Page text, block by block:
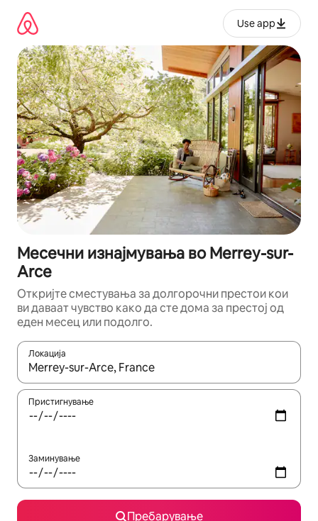
содржина
Use app
Месечни изнајмувања во Merrey-sur-
Arce
Откријте сместувања за долгорочни престои кои
ви даваат чувство како да сте дома за престој од
еден месец или подолго.
Локација
Кога резултатите се достапни, движете се со копчињата
Пристигнување
Заминување
Пребарување